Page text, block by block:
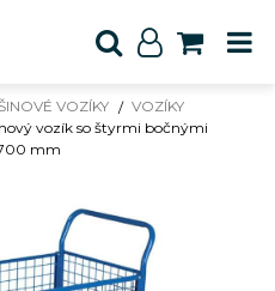
VOZÍKY
VOZÍKY
vozík so štyrmi bočnými
mm